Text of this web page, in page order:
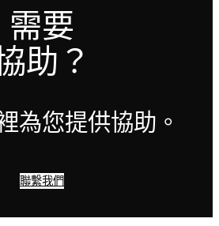
需要
助？
為您提供協助。
聯繫我們